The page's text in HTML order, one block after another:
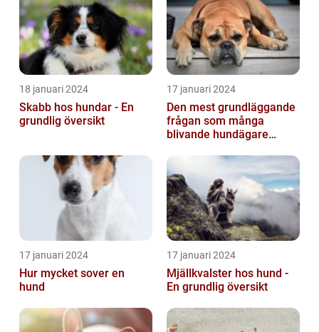
18 januari 2024
Skabb hos hundar - En
grundlig översikt
17 januari 2024
Den mest grundläggande
frågan som många
blivande hundägare
hund dräktig...
17 januari 2024
Hur mycket sover en
hund
17 januari 2024
Mjällkvalster hos hund -
En grundlig översikt